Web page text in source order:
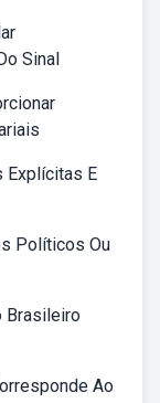
Sinal
Explícitas E
Políticos Ou
Brasileiro
Ao